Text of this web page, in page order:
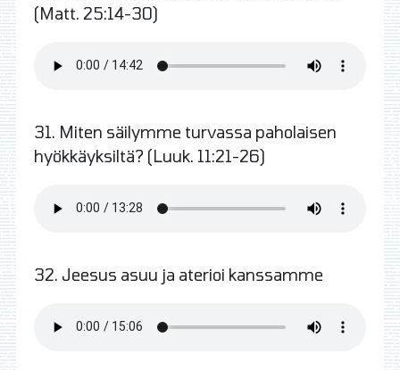
(Matt. 25:14-30)
31. Miten säilymme turvassa paholaisen
hyökkäyksiltä? (Luuk. 11:21-26)
32. Jeesus asuu ja aterioi kanssamme